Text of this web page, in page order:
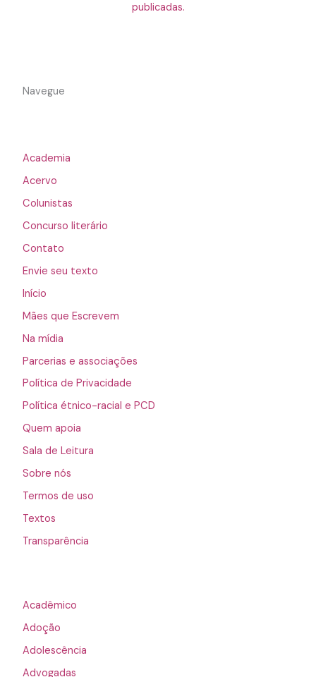
publicadas.
Navegue
Academia
Acervo
Colunistas
Concurso literário
Contato
Envie seu texto
Início
Mães que Escrevem
Na mídia
Parcerias e associações
Política de Privacidade
Política étnico-racial e PCD
Quem apoia
Sala de Leitura
Sobre nós
Termos de uso
Textos
Transparência
Acadêmico
Adoção
Adolescência
Advogadas